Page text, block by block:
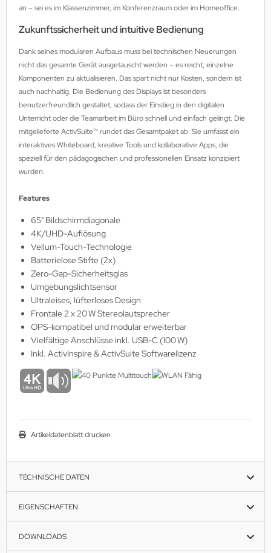
an – sei es im Klassenzimmer, im Konferenzraum oder im Homeoffice.
Zukunftssicherheit und intuitive Bedienung
Dank seines modularen Aufbaus muss bei technischen Neuerungen
nicht das gesamte Gerät ausgetauscht werden – es reicht, einzelne
Komponenten zu aktualisieren. Das spart nicht nur Kosten, sondern ist
auch nachhaltig. Die Bedienung des Displays ist besonders
benutzerfreundlich gestaltet, sodass der Einstieg in den digitalen
Unterricht oder die Teamarbeit im Büro schnell und einfach gelingt. Die
mitgelieferte ActivSuite™ rundet das Gesamtpaket ab: Sie umfasst ein
interaktives Whiteboard, kreative Tools und kollaborative Apps, die
speziell für den pädagogischen und professionellen Einsatz konzipiert
wurden.
Features
65" Bildschirmdiagonale
4K/UHD-Auflösung
Vellum-Touch-Technologie
Batterielose Stifte (2x)
Zero-Gap-Sicherheitsglas
Umgebungslichtsensor
Ultraleises, lüfterloses Design
Frontale 2 x 20 W Stereolautsprecher
OPS-kompatibel und modular erweiterbar
Vielfältige Anschlüsse inkl. USB-C (100 W)
Inkl. ActivInspire & ActivSuite Softwarelizenz
Artikeldatenblatt drucken
TECHNISCHE DATEN
EIGENSCHAFTEN
DOWNLOADS